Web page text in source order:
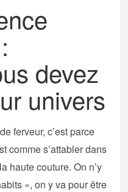
devez
univers
ferveur, c’est parce
comme s’attabler dans
haute couture. On n’y
», on y va pour être